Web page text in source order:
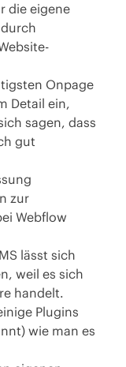
die eigene
Onpage
Detail ein,
sagen, dass
gut
zur
Webflow
lässt sich
weil es sich
handelt.
Plugins
wie man es